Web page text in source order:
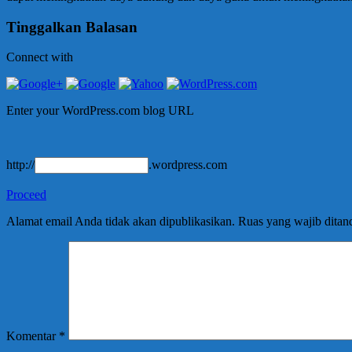
Tinggalkan Balasan
Connect with
Enter your WordPress.com blog URL
http:// .wordpress.com
Proceed
Alamat email Anda tidak akan dipublikasikan. Ruas yang wajib
Komentar *